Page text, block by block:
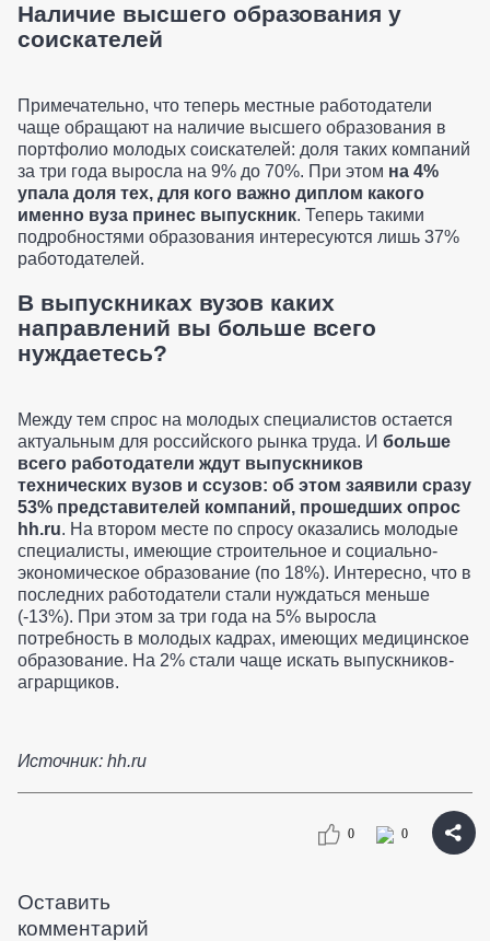
Наличие высшего образования у
соискателей
Примечательно, что теперь местные работодатели
чаще обращают на наличие высшего образования в
портфолио молодых соискателей: доля таких компаний
за три года выросла на 9% до 70%. При этом на 4%
упала доля тех, для кого важно диплом какого
именно вуза принес выпускник. Теперь такими
подробностями образования интересуются лишь 37%
работодателей.
В выпускниках вузов каких
направлений вы больше всего
нуждаетесь?
Между тем спрос на молодых специалистов остается
актуальным для российского рынка труда. И больше
всего работодатели ждут выпускников
технических вузов и ссузов: об этом заявили сразу
53% представителей компаний, прошедших опрос
hh.ru. На втором месте по спросу оказались молодые
специалисты, имеющие строительное и социально-
экономическое образование (по 18%). Интересно, что в
последних работодатели стали нуждаться меньше
(-13%). При этом за три года на 5% выросла
потребность в молодых кадрах, имеющих медицинское
образование. На 2% стали чаще искать выпускников-
аграрщиков.
Источник: hh.ru
0 0
Оставить
комментарий